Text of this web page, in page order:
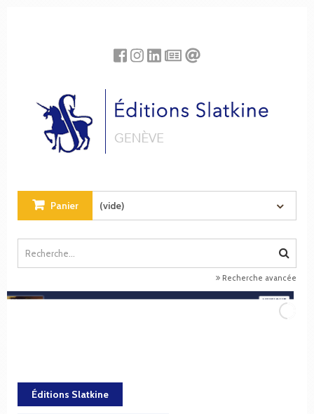
Panier (vide)
Recherche avancée
Éditions Slatkine